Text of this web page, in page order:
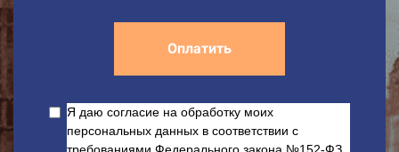
Оплатить
Я даю согласие на обработку моих
персональных данных в соответствии с